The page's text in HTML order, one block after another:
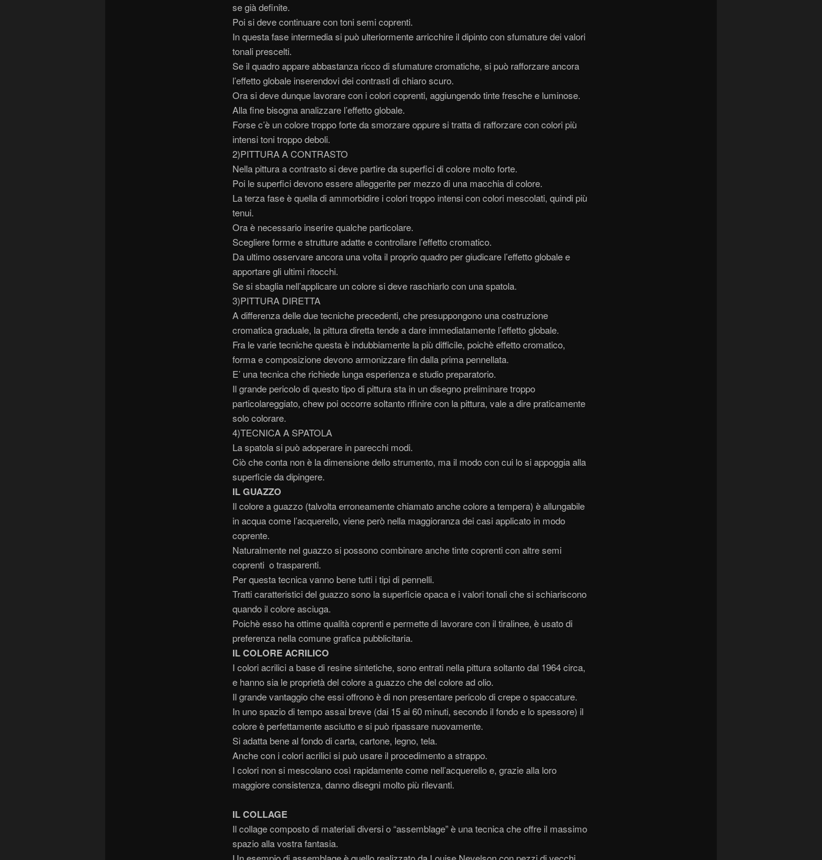
se già definite.
Poi si deve continuare con toni semi coprenti.
In questa fase intermedia si può ulteriormente arricchire il dipinto con sfumature dei valori
tonali prescelti.
Se il quadro appare abbastanza ricco di sfumature cromatiche, si può rafforzare ancora
l’effetto globale inserendovi dei contrasti di chiaro scuro.
Ora si deve dunque lavorare con i colori coprenti, aggiungendo tinte fresche e luminose.
Alla fine bisogna analizzare l’effetto globale.
Forse c’è un colore troppo forte da smorzare oppure si tratta di rafforzare con colori più
intensi toni troppo deboli.
2)PITTURA A CONTRASTO
Nella pittura a contrasto si deve partire da superfici di colore molto forte.
Poi le superfici devono essere alleggerite per mezzo di una macchia di colore.
La terza fase è quella di ammorbidire i colori troppo intensi con colori mescolati, quindi più
tenui.
Ora è necessario inserire qualche particolare.
Scegliere forme e strutture adatte e controllare l’effetto cromatico.
Da ultimo osservare ancora una volta il proprio quadro per giudicare l’effetto globale e
apportare gli ultimi ritocchi.
Se si sbaglia nell’applicare un colore si deve raschiarlo con una spatola.
3)PITTURA DIRETTA
A differenza delle due tecniche precedenti, che presuppongono una costruzione
cromatica graduale, la pittura diretta tende a dare immediatamente l’effetto globale.
Fra le varie tecniche questa è indubbiamente la più difficile, poichè effetto cromatico,
forma e composizione devono armonizzare fin dalla prima pennellata.
E’ una tecnica che richiede lunga esperienza e studio preparatorio.
Il grande pericolo di questo tipo di pittura sta in un disegno preliminare troppo
particolareggiato, chew poi occorre soltanto rifinire con la pittura, vale a dire praticamente
solo colorare.
4)TECNICA A SPATOLA
La spatola si può adoperare in parecchi modi.
Ciò che conta non è la dimensione dello strumento, ma il modo con cui lo si appoggia alla
superficie da dipingere.
IL GUAZZO
Il colore a guazzo (talvolta erroneamente chiamato anche colore a tempera) è allungabile
in acqua come l’acquerello, viene però nella maggioranza dei casi applicato in modo
coprente.
Naturalmente nel guazzo si possono combinare anche tinte coprenti con altre semi
coprenti o trasparenti.
Per questa tecnica vanno bene tutti i tipi di pennelli.
Tratti caratteristici del guazzo sono la superficie opaca e i valori tonali che si schiariscono
quando il colore asciuga.
Poichè esso ha ottime qualità coprenti e permette di lavorare con il tiralinee, è usato di
preferenza nella comune grafica pubblicitaria.
IL COLORE ACRILICO
I colori acrilici a base di resine sintetiche, sono entrati nella pittura soltanto dal 1964 circa,
e hanno sia le proprietà del colore a guazzo che del colore ad olio.
Il grande vantaggio che essi offrono è di non presentare pericolo di crepe o spaccature.
In uno spazio di tempo assai breve (dai 15 ai 60 minuti, secondo il fondo e lo spessore) il
colore è perfettamente asciutto e si può ripassare nuovamente.
Si adatta bene al fondo di carta, cartone, legno, tela.
Anche con i colori acrilici si può usare il procedimento a strappo.
I colori non si mescolano così rapidamente come nell’acquerello e, grazie alla loro
maggiore consistenza, danno disegni molto più rilevanti.
IL COLLAGE
Il collage composto di materiali diversi o “assemblage” è una tecnica che offre il massimo
spazio alla vostra fantasia.